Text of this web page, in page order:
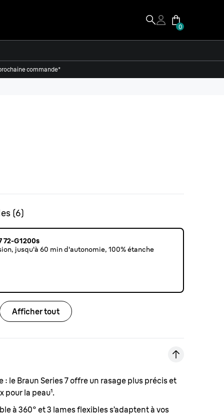
0
commande*
(6)
72-G1200s
jusqu'à 60 min d'autonomie, 100% étanche
Afficher tout
: le Braun Series 7 offre un rasage plus précis et
pour la peau¹.
à 360° et 3 lames flexibles s’adaptent à vos